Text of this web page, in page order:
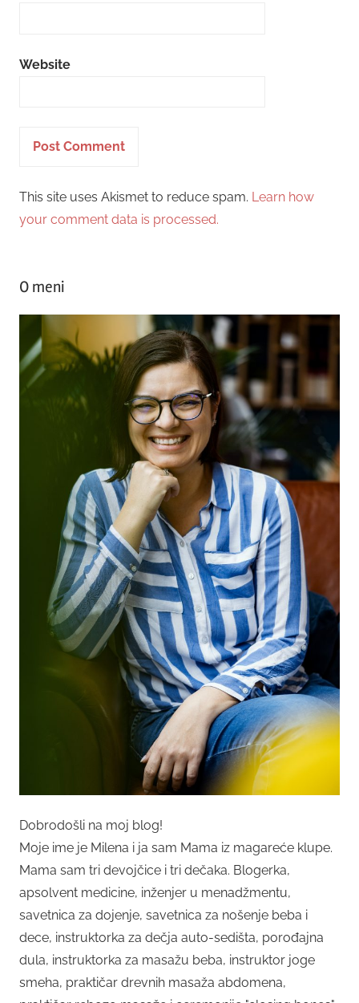
Website
This site uses Akismet to reduce spam. Learn how
your comment data is processed.
O meni
Dobrodošli na moj blog!
Moje ime je Milena i ja sam Mama iz magareće klupe.
Mama sam tri devojčice i tri dečaka. Blogerka,
apsolvent medicine, inženjer u menadžmentu,
savetnica za dojenje, savetnica za nošenje beba i
dece, instruktorka za dečja auto-sedišta, porođajna
dula, instruktorka za masažu beba, instruktor joge
smeha, praktičar drevnih masaža abdomena,